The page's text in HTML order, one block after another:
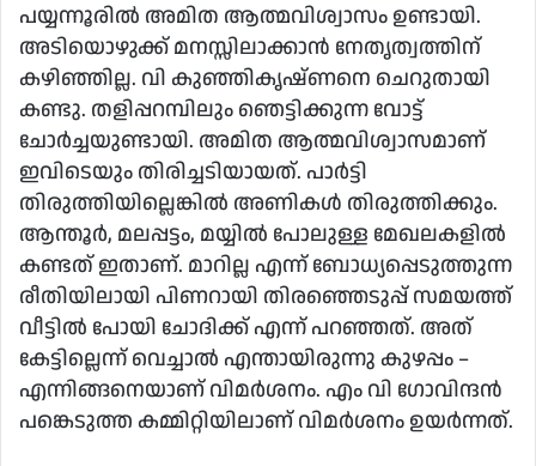
പയ്യന്നൂരില്‍ അമിത ആത്മവിശ്വാസം ഉണ്ടായി.
അടിയൊഴുക്ക് മനസ്സിലാക്കാന്‍ നേതൃത്വത്തിന്
കഴിഞ്ഞില്ല. വി കുഞ്ഞികൃഷ്ണനെ ചെറുതായി
കണ്ടു. തളിപ്പറമ്പിലും ഞെട്ടിക്കുന്ന വോട്ട്
ചോര്‍ച്ചയുണ്ടായി. അമിത ആത്മവിശ്വാസമാണ്
ഇവിടെയും തിരിച്ചടിയായത്. പാര്‍ട്ടി
തിരുത്തിയില്ലെങ്കില്‍ അണികള്‍ തിരുത്തിക്കും.
ആന്തൂര്‍, മലപ്പട്ടം, മയ്യില്‍ പോലുള്ള മേഖലകളില്‍
കണ്ടത് ഇതാണ്. മാറില്ല എന്ന് ബോധ്യപ്പെടുത്തുന്ന
രീതിയിലായി പിണറായി തിരഞ്ഞെടുപ്പ് സമയത്ത്
വീട്ടില്‍ പോയി ചോദിക്ക് എന്ന് പറഞ്ഞത്. അത്
കേട്ടില്ലെന്ന് വെച്ചാല്‍ എന്തായിരുന്നു കുഴപ്പം –
എന്നിങ്ങനെയാണ് വിമര്‍ശനം. എം വി ഗോവിന്ദന്‍
പങ്കെടുത്ത കമ്മിറ്റിയിലാണ് വിമര്‍ശനം ഉയര്‍ന്നത്.